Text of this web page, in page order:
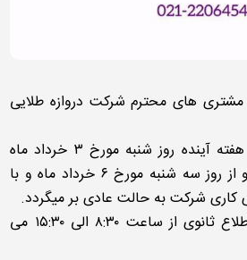
های محترم شرکت دروازه طلایی
با توجه به تعطیلی های هفته آینده روز شنبه مورخ ۳ خرداد ماه
شرکت تعطیل می باشد و از روز سه شنبه مورخ ۶ خرداد ماه و با
کاری شرکت به حالت عادی بر میگردد.
ساعات کاری شرکت تا اطلاع ثانوی از ساعت ۸:۳۰ الی ۱۵:۳۰ می